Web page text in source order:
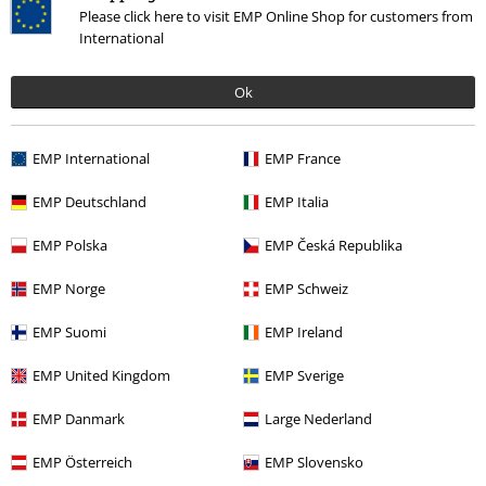
Please click here to visit EMP Online Shop for customers from
International
Ok
EMP International EMP France
EMP Deutschland EMP Italia
EMP Polska EMP Česká Republika
EMP Norge EMP Schweiz
EMP Suomi EMP Ireland
EMP United Kingdom EMP Sverige
EMP Danmark Large Nederland
EMP Österreich EMP Slovensko
%
Stile
Offerte % Abbigliamento da donna Abbigliamento
donna
Stile Gothic Abbigliamento Camicie da donna